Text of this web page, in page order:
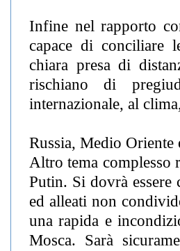
Infine nel rapporto
capace di conciliare
chiara presa di
rischiano di
internazionale, al
Russia, Medio
Altro tema complesso
Putin. Si dovrà essere
ed alleati non
una rapida e
Mosca. Sarà